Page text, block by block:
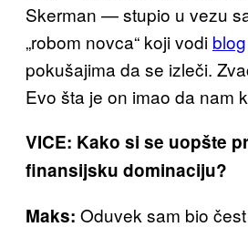
Skerman — stupio u vezu
„robom novca“ koji vodi blog
pokušajima da se izleči.
Evo šta je on imao da nam
VICE: Kako si se uopšte
finansijsku dominaciju?
Maks: Oduvek sam bio